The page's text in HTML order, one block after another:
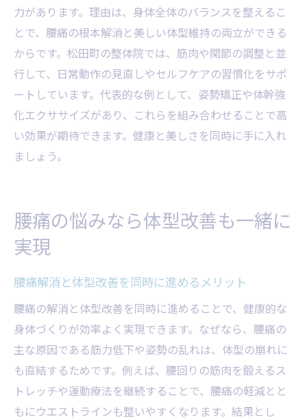
力があります。理由は、身体全体のバランスを整えるこ
とで、腰痛の根本解消と美しい体型維持の両立ができる
からです。松田町の整体院では、筋肉や関節の調整と並
行して、日常動作の見直しやセルフケアの習慣化をサポ
ートしています。代表的な例として、姿勢矯正や体幹強
化エクササイズがあり、これらを組み合わせることで高
い効果が期待できます。健康と美しさを同時に手に入れ
ましょう。
腰痛の悩みなら体型改善も一緒に
実現
腰痛解消と体型改善を同時に進めるメリット
腰痛の解消と体型改善を同時に進めることで、健康的な
身体づくりが効率よく実現できます。なぜなら、腰痛の
主な原因である筋力低下や姿勢の乱れは、体型の崩れに
も直結するためです。例えば、腰回りの筋肉を鍛えるス
トレッチや運動療法を継続することで、腰痛の軽減とと
もにウエストラインも整いやすくなります。結果とし